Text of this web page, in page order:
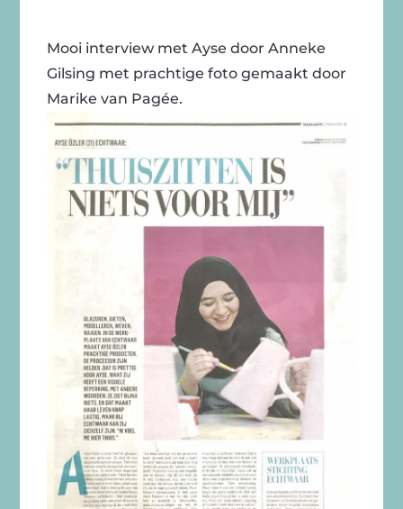
Mooi interview met Ayse door Anneke
Gilsing met prachtige foto gemaakt door
Marike van Pagée.